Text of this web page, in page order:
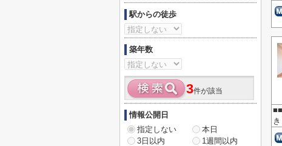
き
駅からの徒歩
築年数
3件が該当
情報公開日
指定しない
本日
3日以内
1週間以内